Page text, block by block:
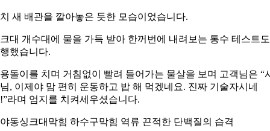
새 배관을 깔아놓은 듯한 모습이었습니다.
대 개수대에 물을 가득 받아 한꺼번에 내려보는 통수 테스트도
했습니다.
돌이를 치며 거침없이 빨려 들어가는 물살을 보며 고객님은 “
, 이제야 맘 편히 운동하고 밥 해 먹겠네요. 진짜 기술자시네
라며 엄지를 치켜세우셨습니다.
동싱크대막힘 하수구막힘 역류 끈적한 단백질의 습격